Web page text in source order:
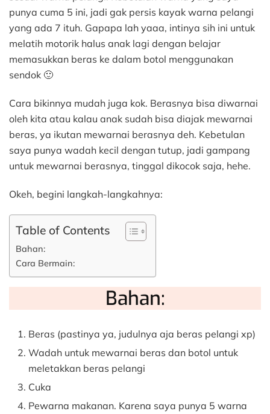
punya cuma 5 ini, jadi gak persis kayak warna pelangi
yang ada 7 ituh. Gapapa lah yaaa, intinya sih ini untuk
melatih motorik halus anak lagi dengan belajar
memasukkan beras ke dalam botol menggunakan
sendok 🙂
Cara bikinnya mudah juga kok. Berasnya bisa diwarnai
oleh kita atau kalau anak sudah bisa diajak mewarnai
beras, ya ikutan mewarnai berasnya deh. Kebetulan
saya punya wadah kecil dengan tutup, jadi gampang
untuk mewarnai berasnya, tinggal dikocok saja, hehe.
Okeh, begini langkah-langkahnya:
Table of Contents
Bahan:
Cara Bermain:
Bahan:
Beras (pastinya ya, judulnya aja beras pelangi xp)
Wadah untuk mewarnai beras dan botol untuk
meletakkan beras pelangi
Cuka
Pewarna makanan. Karena saya punya 5 warna